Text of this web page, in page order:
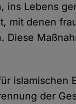
Lebens
mit denen
Diese
islamischen
der